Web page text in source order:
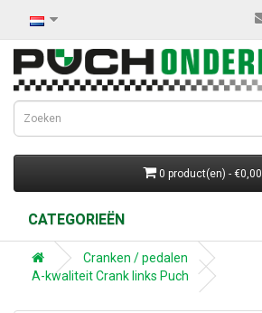
0 product(en) - €0,00
CATEGORIEËN
Cranken / pedalen
A-kwaliteit Crank links Puch